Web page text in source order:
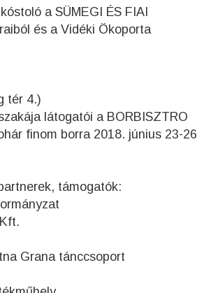
a SÜMEGI ÉS FIAI
és a Vidéki Ökoporta
tér 4.)
látogatói a BORBISZTRO
finom borra 2018. június 23-26
támogatók:
Grana tánccsoport